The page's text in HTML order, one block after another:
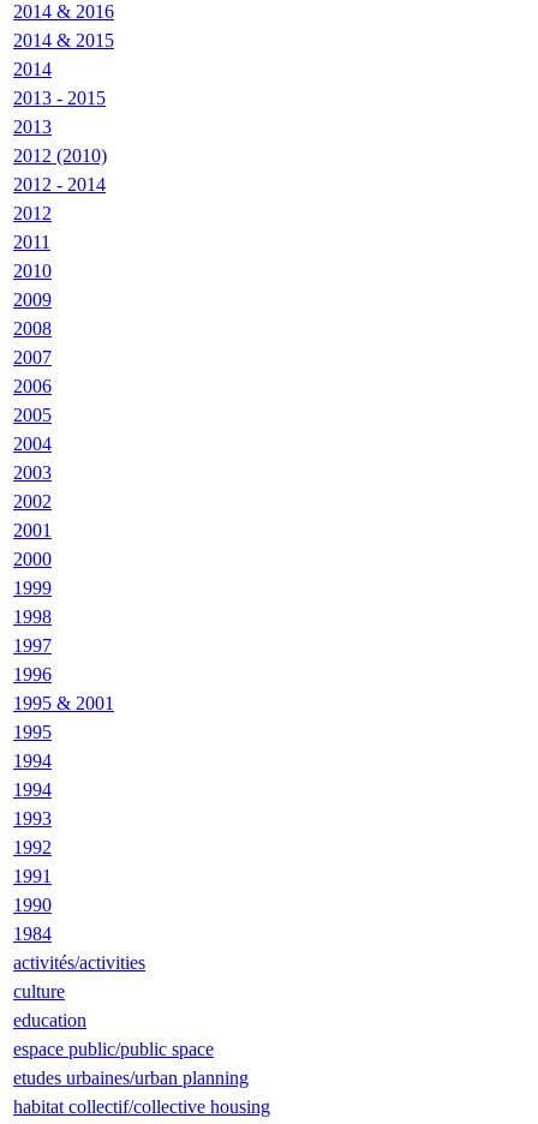
2014 & 2016
2014 & 2015
2014
2013 - 2015
2013
2012 (2010)
2012 - 2014
2012
2011
2010
2009
2008
2007
2006
2005
2004
2003
2002
2001
2000
1999
1998
1997
1996
1995 & 2001
1995
1994
1994
1993
1992
1991
1990
1984
activités/activities
culture
education
espace public/public space
etudes urbaines/urban planning
habitat collectif/collective housing